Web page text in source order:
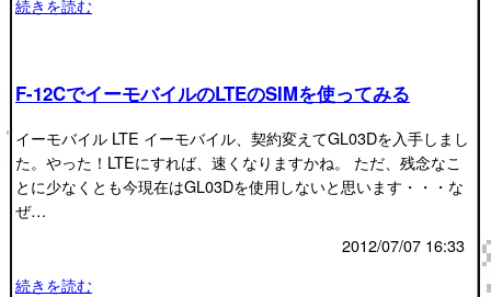
続きを読む
F-12CでイーモバイルのLTEのSIMを使ってみる
イーモバイル LTE イーモバイル、契約変えてGL03Dを入手しまし
た。やった！LTEにすれば、速くなりますかね。 ただ、残念なこ
とに少なくとも今現在はGL03Dを使用しないと思います・・・な
ぜ…
2012/07/07 16:33
続きを読む